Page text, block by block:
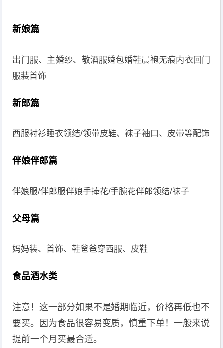
新娘篇
出门服、主婚纱、敬酒服婚包婚鞋晨袍无痕内衣回门
服装首饰
新郎篇
西服衬衫睡衣领结/领带皮鞋、袜子袖口、皮带等配饰
伴娘伴郎篇
伴娘服/伴郎服伴娘手捧花/手腕花伴郎领结/袜子
父母篇
妈妈装、首饰、鞋爸爸穿西服、皮鞋
食品酒水类
注意！这一部分如果不是婚期临近，价格再低也不
要买。因为食品很容易变质，慎重下单！一般来说
提前一个月买最合适。